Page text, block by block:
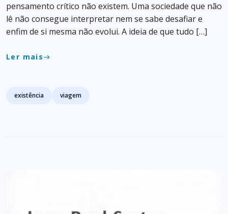
pensamento crítico não existem. Uma sociedade que não
lê não consegue interpretar nem se sabe desafiar e
enfim de si mesma não evolui. A ideia de que tudo […]
Ler maiseast
Tags
existência viagem